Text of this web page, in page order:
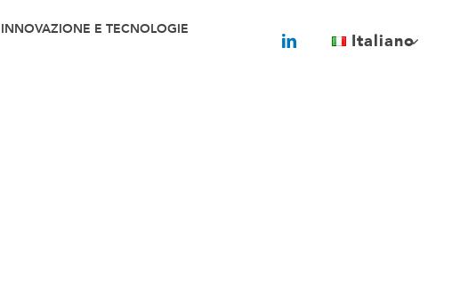
INNOVAZIONE E TECNOLOGIE
Italiano